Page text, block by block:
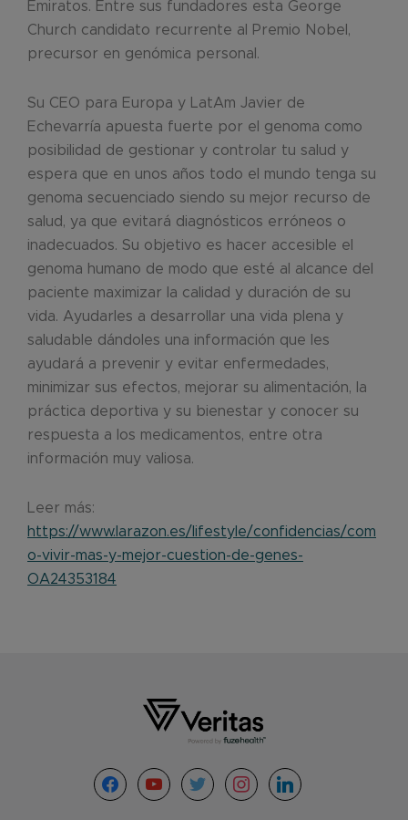
Emiratos. Entre sus fundadores esta George
Church candidato recurrente al Premio Nobel,
precursor en genómica personal.
Su CEO para Europa y LatAm Javier de
Echevarría apuesta fuerte por el genoma como
posibilidad de gestionar y controlar tu salud y
espera que en unos años todo el mundo tenga su
genoma secuenciado siendo su mejor recurso de
salud, ya que evitará diagnósticos erróneos o
inadecuados. Su objetivo es hacer accesible el
genoma humano de modo que esté al alcance del
paciente maximizar la calidad y duración de su
vida. Ayudarles a desarrollar una vida plena y
saludable dándoles una información que les
ayudará a prevenir y evitar enfermedades,
minimizar sus efectos, mejorar su alimentación, la
práctica deportiva y su bienestar y conocer su
respuesta a los medicamentos, entre otra
información muy valiosa.
Leer más:
https://www.larazon.es/lifestyle/confidencias/com
o-vivir-mas-y-mejor-cuestion-de-genes-
OA24353184
facebookyoutubetwitterinstagram
linkedin